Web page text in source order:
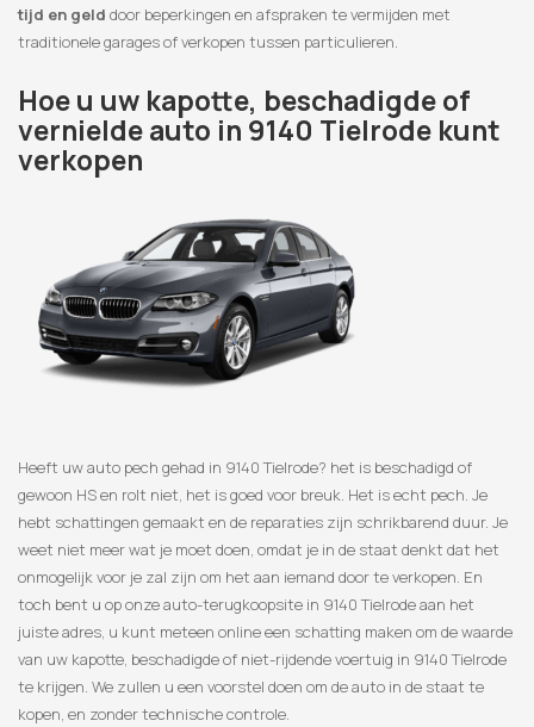
tijd en geld door beperkingen en afspraken te vermijden met
traditionele garages of verkopen tussen particulieren.
Hoe u uw kapotte, beschadigde of
vernielde auto in 9140 Tielrode kunt
verkopen
Heeft uw auto pech gehad in 9140 Tielrode? het is beschadigd of
gewoon HS en rolt niet, het is goed voor breuk. Het is echt pech. Je
hebt schattingen gemaakt en de reparaties zijn schrikbarend duur. Je
weet niet meer wat je moet doen, omdat je in de staat denkt dat het
onmogelijk voor je zal zijn om het aan iemand door te verkopen. En
toch bent u op onze auto-terugkoopsite in 9140 Tielrode aan het
juiste adres, u kunt meteen online een schatting maken om de waarde
van uw kapotte, beschadigde of niet-rijdende voertuig in 9140 Tielrode
te krijgen. We zullen u een voorstel doen om de auto in de staat te
kopen, en zonder technische controle.